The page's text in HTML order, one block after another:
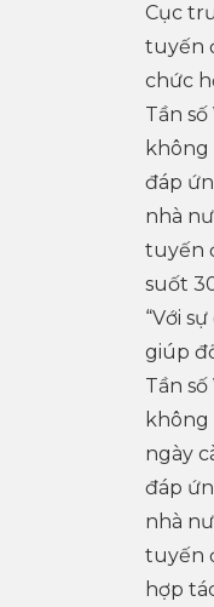
Cục
tuyến
chức
Tần
đáp
nhà
tuyến
suốt
“Với
giúp
Tần
ngày
đáp
nhà
tuyến
hợp